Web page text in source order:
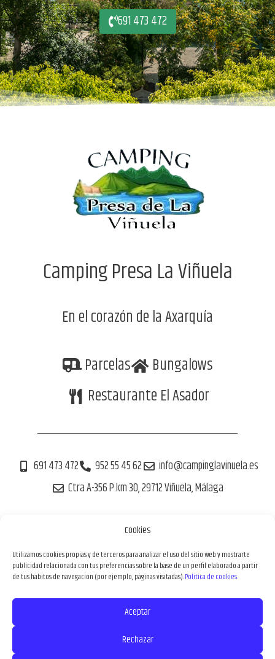
Cookies
Utilizamos cookies propias y de terceros para analizar el uso del sitio web y mostrarte
publicidad relacionada con tus preferencias sobre la base de un perfil elaborado a partir
de tus hábitos de navegación (por ejemplo, páginas visitadas).Política de cookies.
Aceptar
Rechazar
691 473 472
Camping Presa La Viñuela
En el corazón de la Axarquía
Parcelas
Bungalows
Restaurante El Asador
691 473 472 952 55 45 62
info@campinglavinuela.es
Ctra A-356 P.km 30, 29712 Viñuela, Málaga
Tu reserva 100% segura
Política de PrivacidadPolítica de Cookies